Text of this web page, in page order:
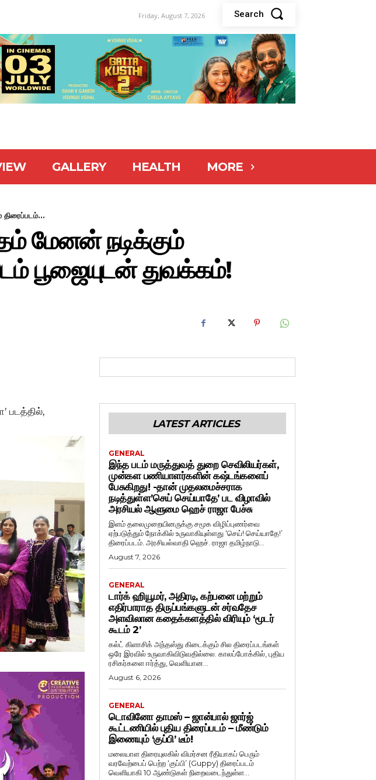
Friday, August 7, 2026 Search
GALLERY HEALTH MORE
மேனன் நடிக்கும்
பூஜையுடன் துவக்கம்!
படத்தில்,
LATEST ARTICLES
GENERAL
இந்த படம் மருத்துவத் துறை செவிலியர்கள்,
முன்கள பணியாளர்களின் கஷ்டங்களைப்
பேசுகிறது! -தான் முதலமைச்சராக
நடித்துள்ள’செய் செய்யாதே’ பட விழாவில்
அரசியல் ஆளுமை ஹெச் ராஜா பேச்சு
இளம் தலைமுறையினருக்கு சமூக விழிப்புணர்வை
ஏற்படுத்தும் நோக்கில் உருவாகியுள்ளது ‘செய்! செய்யாதே!’
திரைப்படம். அரசியல்வாதி ஹெச். ராஜா தமிழ்நாடு...
August 7, 2026
GENERAL
டார்க் ஹியூமர், அதிரடி, கற்பனை மற்றும்
எதிர்பாராத திருப்பங்களுடன் சர்வதேச
அளவிலான கதைக்களத்தில் விரியும் ‘மூடர்
கூடம் 2’
கல்ட் கிளாசிக் அந்தஸ்து கிடைக்கும் சில திரைப்படங்கள்
ஒரே இரவில் உருவாகிவிடுவதில்லை. காலப்போக்கில், புதிய
ரசிகர்களை ஈர்த்து, வெளியான...
August 6, 2026
GENERAL
டொவினோ தாமஸ் – ஜான்பால் ஜார்ஜ்
கூட்டணியில் புதிய திரைப்படம் – மீண்டும்
இணையும் ‘குப்பி’ டீம்!
மலையாள திரையுலகில் விமர்சன ரீதியாகப் பெரும்
வரவேற்பைப் பெற்ற ‘குப்பி’ (Guppy) திரைப்படம்
வெளியாகி 10 ஆண்டுகள் நிறைவடைந்துள்ள...